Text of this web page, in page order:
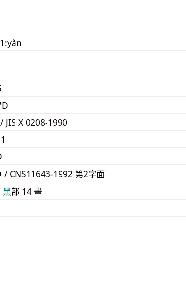
JIS X 0208-1990
/ CNS11643-1992 第2字面
⿊部 14 畫